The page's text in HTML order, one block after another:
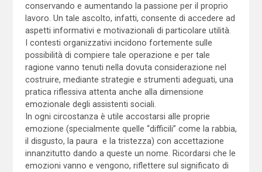
conservando e aumentando la passione per il proprio
lavoro. Un tale ascolto, infatti, consente di accedere ad
aspetti informativi e motivazionali di particolare utilità.
I contesti organizzativi incidono fortemente sulle
possibilità di compiere tale operazione e per tale
ragione vanno tenuti nella dovuta considerazione nel
costruire, mediante strategie e strumenti adeguati, una
pratica riflessiva attenta anche alla dimensione
emozionale degli assistenti sociali.
In ogni circostanza è utile accostarsi alle proprie
emozione (specialmente quelle “difficili” come la rabbia,
il disgusto, la paura e la tristezza) con accettazione
innanzitutto dando a queste un nome. Ricordarsi che le
emozioni vanno e vengono, riflettere sul significato di